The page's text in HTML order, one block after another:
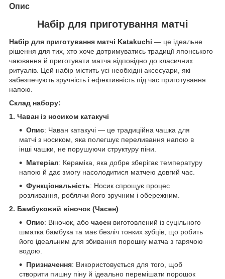
Опис
Набір для приготування матчі
Набір для приготування матчі Katakuchi — це ідеальне
рішення для тих, хто хоче дотримуватись традиції японського
чаювання й приготувати матча відповідно до класичних
ритуалів. Цей набір містить усі необхідні аксесуари, які
забезпечують зручність і ефективність під час приготування
напою.
Склад набору:
1. Чаван із носиком катакучі
Опис: Чаван катакучі — це традиційна чашка для
матчі з носиком, яка полегшує переливання напою в
інші чашки, не порушуючи структуру піни.
Матеріал: Кераміка, яка добре зберігає температуру
напою й дає змогу насолодитися матчею довгий час.
Функціональність: Носик спрощує процес
розливання, роблячи його зручним і обережним.
2. Бамбуковий віночок (Часен)
Опис: Віночок, або часен виготовлений із суцільного
шматка бамбука та має безліч тонких зубців, що робить
його ідеальним для збивання порошку матча з гарячою
водою.
Призначення: Використовується для того, щоб
створити пишну піну й ідеально перемішати порошок